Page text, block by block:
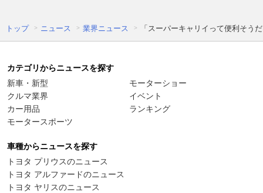
トップ ニュース 業界ニュース 「スーパーキャリイって便利そう
カテゴリからニュースを探す
新車・新型
クルマ業界
カー用品
モータースポーツ
モーターショー
イベント
ランキング
車種からニュースを探す
トヨタ プリウスのニュース
トヨタ アルファードのニュース
トヨタ ヤリスのニュース